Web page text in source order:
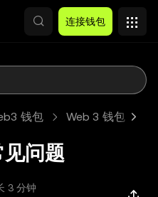
连接钱包
钱包 Web 3 钱包
问题
3 分钟